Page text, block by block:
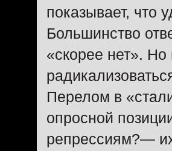
показывает, что
Большинство
«скорее нет».
Перелом в
опросной
репрессиям?—